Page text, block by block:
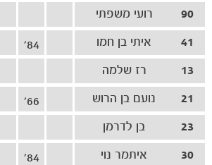
משחקים
ותוצאות
90
רועי משפתי
41
איתי בן חמו
84'
13
רז שלמה
21
נועם בן הרוש
66'
23
בן לדרמן
30
איתמר נוי
84'